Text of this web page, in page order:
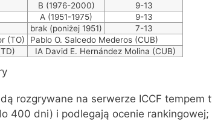
B (1976-2000)
9-13
A (1951-1975)
9-13
brak (poniżej 1951)
7-13
(TO)
Pablo O. Salcedo Mederos (CUB)
IA David E. Hernández Molina (CUB)
rozgrywane na serwerze ICCF tempem
400 dni) i podlegają ocenie